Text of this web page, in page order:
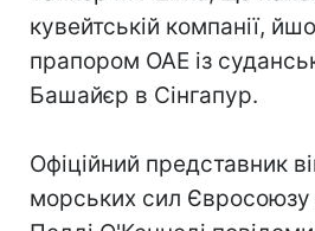
кувейтській компанії,
прапором ОАЕ із
Башайєр в Сінгапур.
Офіційний представник
морських сил Євросоюзу